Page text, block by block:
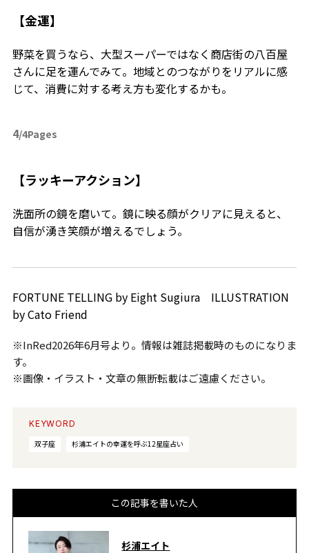
【金運】
野菜を買うなら、大型スーパーではなく商店街の八百屋
さんに足を運んでみて。地域とのつながりをリアルに感
じて、消費に対する考え方も変化するかも。
4/4Pages
【ラッキーアクション】
洗面所の鏡を磨いて。鏡に映る顔がクリアに見えると、
自信が湧き笑顔が増えるでしょう。
FORTUNE TELLING by Eight Sugiura ILLUSTRATION
by Cato Friend
※InRed2026年6月号より。情報は雑誌掲載時のものになりま
す。
※画像・イラスト・文章の無断転載はご遠慮ください。
KEYWORD
双子座
杉浦エイトの幸運を呼ぶ12星座占い
この記事を書いた人
杉浦エイト